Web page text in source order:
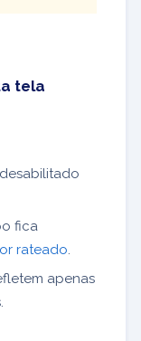
tela
fica
rateado.
apenas